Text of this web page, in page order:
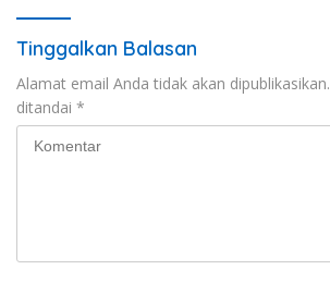
Tinggalkan Balasan
Alamat email Anda tidak akan dipublikasikan.
ditandai *